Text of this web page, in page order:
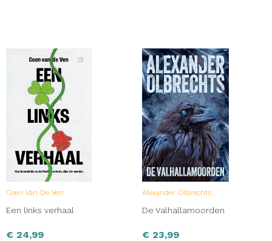
Coen Van De Ven
Een links verhaal
€ 24,99
Alexander Olbrechts
De Valhallamoorden
€ 23,99